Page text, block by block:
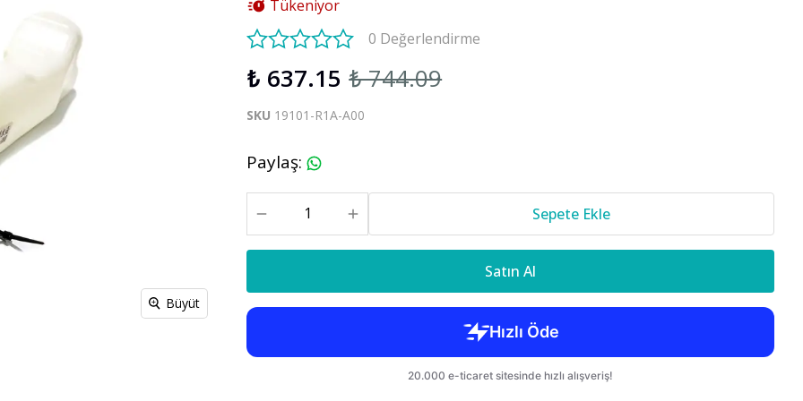
S60 V60 2019-2025
Xc90
Xc90 2003-2013
xc90 2015-2025
C30 C70 850 S70 C70
Büyüt
Tükeniyor
0 Değerlendirme
₺ 637.15 ₺ 744.09
SKU 19101-R1A-A00
Paylaş:
Sepete Ekle
Satın Al